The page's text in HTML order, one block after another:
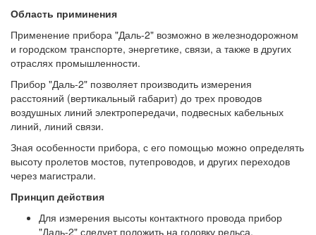
Область приминения
Применение прибора "Даль-2" возможно в железнодорожном
и городском транспорте, энергетике, связи, а также в других
отраслях промышленности.
Прибор "Даль-2" позволяет производить измерения
расстояний (вертикальный габарит) до трех проводов
воздушных линий электропередачи, подвесных кабельных
линий, линий связи.
Зная особенности прибора, с его помощью можно определять
высоту пролетов мостов, путепроводов, и других переходов
через магистрали.
Принцип действия
Для измерения высоты контактного провода прибор
"Даль-2" следует положить на головку рельса.